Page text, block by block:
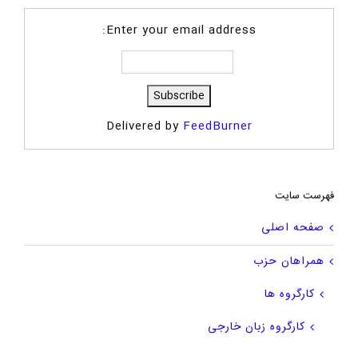
Enter your email address:
Delivered by FeedBurner
فهرست سایت
صفحه اصلی
همراهان حزب
کارگروه ها
کارگروه زبان خارجی